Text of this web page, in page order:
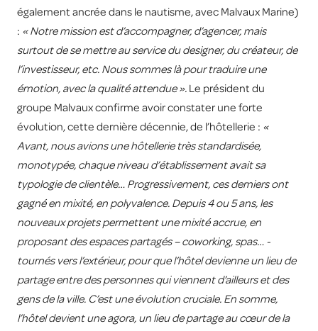
également ancrée dans le nautisme, avec Malvaux Marine)
: « Notre mission est d’accompagner, d’agencer, mais
surtout de se mettre au service du designer, du créateur, de
l’investisseur, etc. Nous sommes là pour traduire une
émotion, avec la qualité attendue ». Le président du
groupe Malvaux confirme avoir constater une forte
évolution, cette dernière décennie, de l’hôtellerie : «
Avant, nous avions une hôtellerie très standardisée,
monotypée, chaque niveau d’établissement avait sa
typologie de clientèle… Progressivement, ces derniers ont
gagné en mixité, en polyvalence. Depuis 4 ou 5 ans, les
nouveaux projets permettent une mixité accrue, en
proposant des espaces partagés – coworking, spas… -
tournés vers l’extérieur, pour que l’hôtel devienne un lieu de
partage entre des personnes qui viennent d’ailleurs et des
gens de la ville. C’est une évolution cruciale. En somme,
l’hôtel devient une agora, un lieu de partage au cœur de la